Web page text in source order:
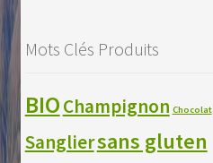
Mots Clés Produits
BIOChampignon Chocolat
Sangliersans gluten